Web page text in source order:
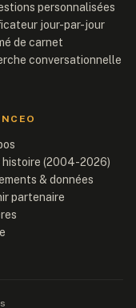
personnalisées
jour-par-jour
de carnet
conversationnelle
histoire (2004-2026)
& données
partenaire